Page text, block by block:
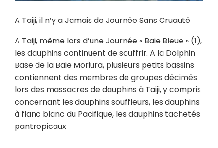
A Taiji, il n’y a Jamais de Journée Sans Cruauté
A Taiji, même lors d’une Journée « Baie Bleue » (1),
les dauphins continuent de souffrir. A la Dolphin
Base de la Baie Moriura, plusieurs petits bassins
contiennent des membres de groupes décimés
lors des massacres de dauphins à Taiji, y compris
concernant les dauphins souffleurs, les dauphins
à flanc blanc du Pacifique, les dauphins tachetés
pantropicaux